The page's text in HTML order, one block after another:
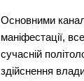
Основними
маніфестації,
сучасній
здійснення